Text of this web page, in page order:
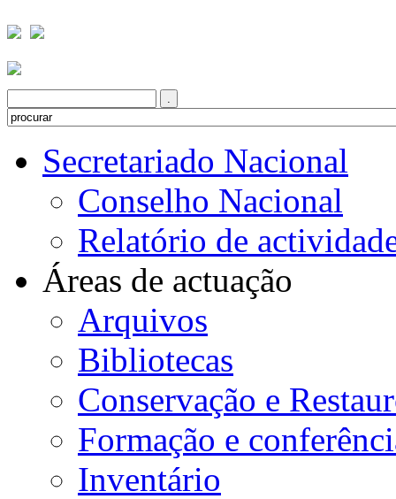
Secretariado Nacional
Conselho Nacional
Relatório de
Áreas de actuação
Arquivos
Bibliotecas
Conservação e
Formação e
Inventário